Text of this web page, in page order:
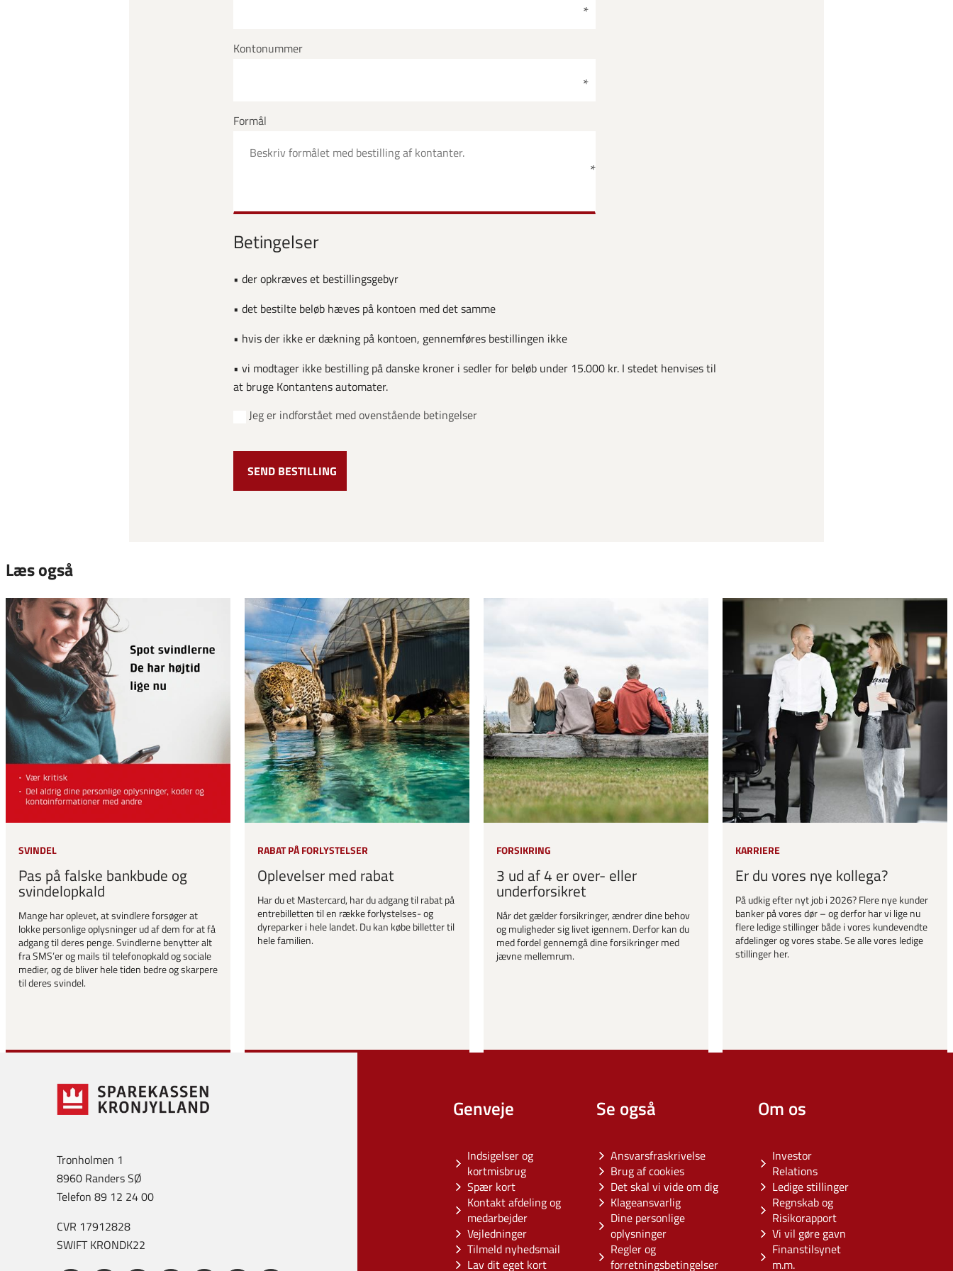
Kontonummer
Formål
Betingelser
• der opkræves et bestillingsgebyr
• det bestilte beløb hæves på kontoen med det samme
• hvis der ikke er dækning på kontoen, gennemføres bestillingen ikke
• vi modtager ikke bestilling på danske kroner i sedler for beløb under 15.000 kr. I stedet henvises til
at bruge Kontantens automater.
Jeg er indforstået med ovenstående betingelser
Læs også
SVINDEL
Pas på falske bankbude og
svindelopkald
Mange har oplevet, at svindlere forsøger at
lokke personlige oplysninger ud af dem for at få
adgang til deres penge. Svindlerne benytter alt
fra SMS’er og mails til telefonopkald og sociale
medier, og de bliver hele tiden bedre og skarpere
til deres svindel.
RABAT PÅ FORLYSTELSER
Oplevelser med rabat
Har du et Mastercard, har du adgang til rabat på
entrebilletten til en række forlystelses- og
dyreparker i hele landet. Du kan købe billetter til
hele familien.
FORSIKRING
3 ud af 4 er over- eller
underforsikret
Når det gælder forsikringer, ændrer dine behov
og muligheder sig livet igennem. Derfor kan du
med fordel gennemgå dine forsikringer med
jævne mellemrum.
KARRIERE
Er du vores nye kollega?
På udkig efter nyt job i 2026? Flere nye kunder
banker på vores dør – og derfor har vi lige nu
flere ledige stillinger både i vores kundevendte
afdelinger og vores stabe. Se alle vores ledige
stillinger her.
Genveje
Indsigelser og
kortmisbrug
Spær kort
Kontakt afdeling og
medarbejder
Vejledninger
Tilmeld nyhedsmail
Lav dit eget kort
Se også
Ansvarsfraskrivelse
Brug af cookies
Det skal vi vide om dig
Klageansvarlig
Dine personlige
oplysninger
Regler og
forretningsbetingelser
Om os
Investor
Relations
Ledige stillinger
Regnskab og
Risikorapport
Vi vil gøre gavn
Finanstilsynet
m.m.
Tronholmen 1
8960 Randers SØ
Telefon 89 12 24 00
CVR 17912828
SWIFT KRONDK22